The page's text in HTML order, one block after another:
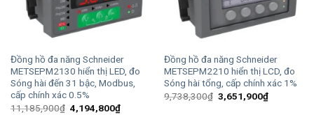
Đồng hồ đa năng Schneider
METSEPM2130 hiển thị LED, đo
Sóng hài đến 31 bậc, Modbus,
cấp chính xác 0.5%
11,185,900₫ Giá
gốc
4,194,800₫Giá
hiện
Đồng hồ đa năng Schneider
METSEPM2210 hiển thị LCD, đo
Sóng hài tổng, cấp chính xác 1%
9,738,300₫ Giá
gốc
3,651,900₫Giá
hiện